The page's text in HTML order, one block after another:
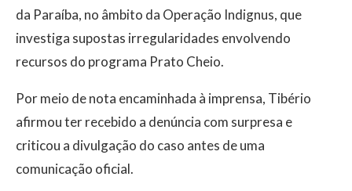
da Paraíba, no âmbito da Operação Indignus, que
investiga supostas irregularidades envolvendo
recursos do programa Prato Cheio.
Por meio de nota encaminhada à imprensa, Tibério
afirmou ter recebido a denúncia com surpresa e
criticou a divulgação do caso antes de uma
comunicação oficial.